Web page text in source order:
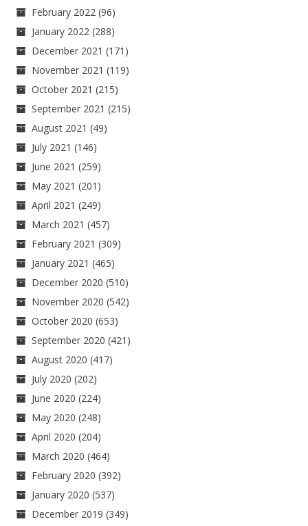
February 2022 (96)
January 2022 (288)
December 2021 (171)
November 2021 (119)
October 2021 (215)
September 2021 (215)
August 2021 (49)
July 2021 (146)
June 2021 (259)
May 2021 (201)
April 2021 (249)
March 2021 (457)
February 2021 (309)
January 2021 (465)
December 2020 (510)
November 2020 (542)
October 2020 (653)
September 2020 (421)
August 2020 (417)
July 2020 (202)
June 2020 (224)
May 2020 (248)
April 2020 (204)
March 2020 (464)
February 2020 (392)
January 2020 (537)
December 2019 (349)